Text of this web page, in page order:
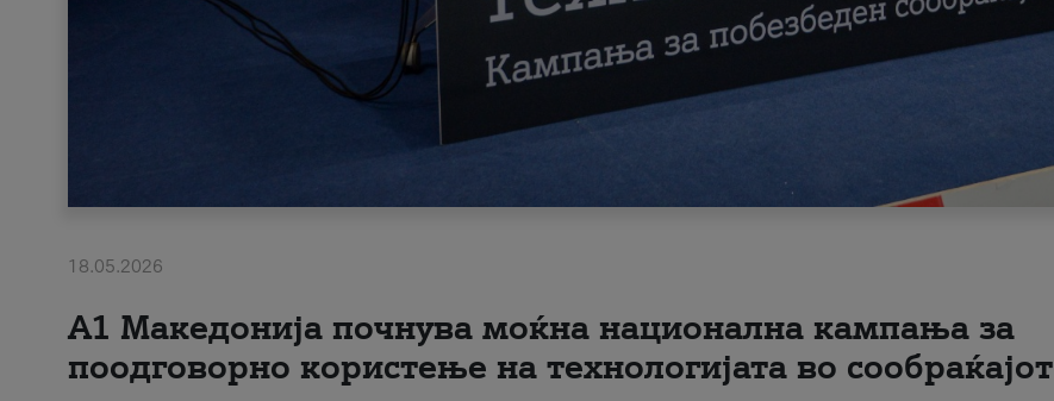
18.05.2026
A1 Македонија почнува моќна национална кампања за
поодговорно користење на технологијата во сообраќајот